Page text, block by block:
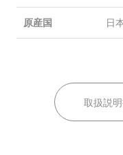
原産国 日
取扱説